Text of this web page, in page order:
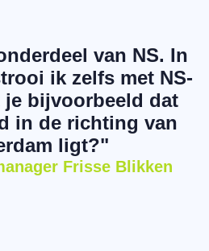
van NS. In
ik zelfs met NS-
je bijvoorbeeld dat
in de richting van
ligt?"
Frisse Blikken